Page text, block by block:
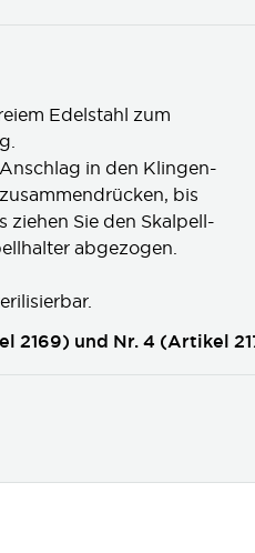
Edelstahl zum
in den Klingen-
bis
ziehen Sie den Skalpell-
abgezogen.
2169) und Nr. 4 (Artikel